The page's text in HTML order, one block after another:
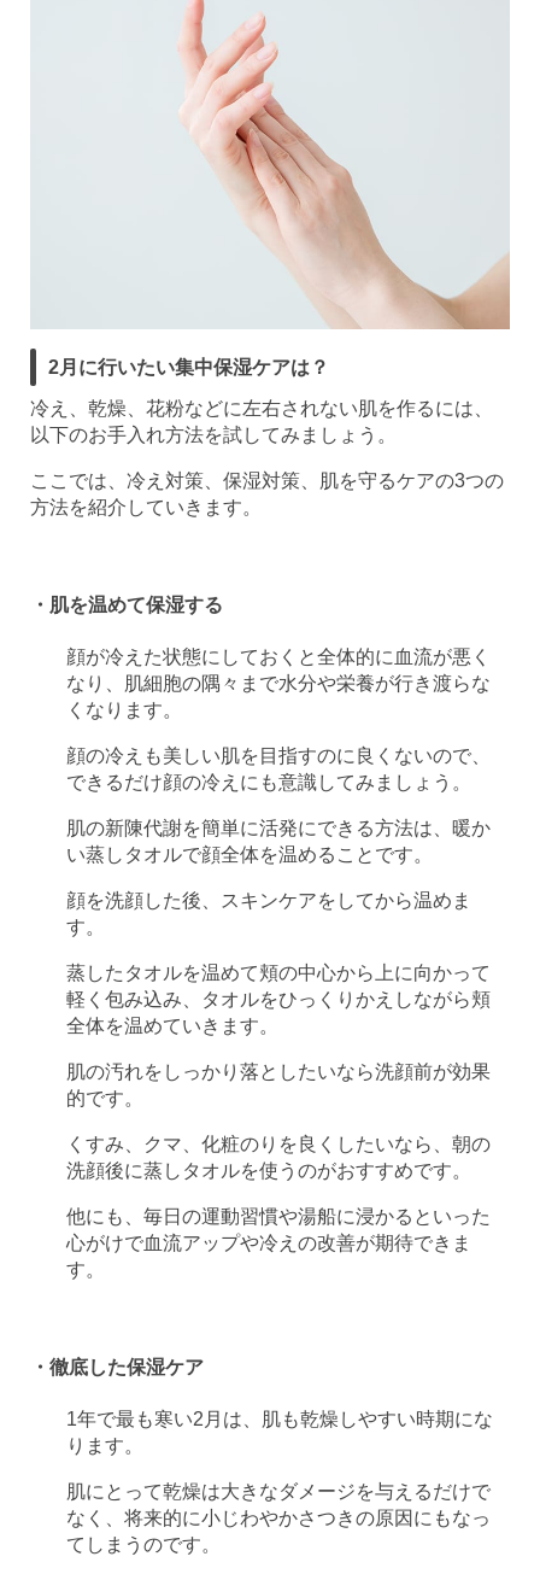
2月に行いたい集中保湿ケアは？
冷え、乾燥、花粉などに左右されない肌を作るには、
以下のお手入れ方法を試してみましょう。
ここでは、冷え対策、保湿対策、肌を守るケアの3つの
方法を紹介していきます。
・肌を温めて保湿する
顔が冷えた状態にしておくと全体的に血流が悪く
なり、肌細胞の隅々まで水分や栄養が行き渡らな
くなります。
顔の冷えも美しい肌を目指すのに良くないので、
できるだけ顔の冷えにも意識してみましょう。
肌の新陳代謝を簡単に活発にできる方法は、暖か
い蒸しタオルで顔全体を温めることです。
顔を洗顔した後、スキンケアをしてから温めま
す。
蒸したタオルを温めて頬の中心から上に向かって
軽く包み込み、タオルをひっくりかえしながら頬
全体を温めていきます。
肌の汚れをしっかり落としたいなら洗顔前が効果
的です。
くすみ、クマ、化粧のりを良くしたいなら、朝の
洗顔後に蒸しタオルを使うのがおすすめです。
他にも、毎日の運動習慣や湯船に浸かるといった
心がけで血流アップや冷えの改善が期待できま
す。
・徹底した保湿ケア
1年で最も寒い2月は、肌も乾燥しやすい時期にな
ります。
肌にとって乾燥は大きなダメージを与えるだけで
なく、将来的に小じわやかさつきの原因にもなっ
てしまうのです。